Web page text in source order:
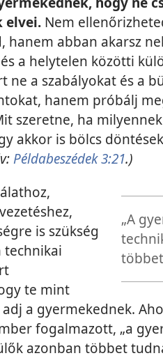
elvei. Nem
hanem abban akarsz
a helytelen közötti
ne a szabályokat és a
hanem próbálj
szeretne, ha
akkor is bölcs
Példabeszédek 3:21.)
„A
is szükség
technikai
te mint
a gyermekednek.
fogalmazott, „a
azonban többet